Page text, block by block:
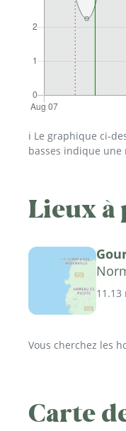
ℹ️ Le graphique ci-
basses indique une
Lieux
11.13
Vous cherchez les
Carte